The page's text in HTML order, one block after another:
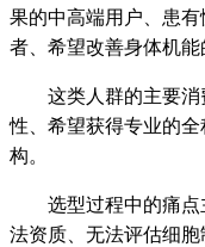
果的中高端用户、患
者、希望改善身体机能
这类人群的主要
性、希望获得专业的
构。
选型过程中的痛
法资质、无法评估细